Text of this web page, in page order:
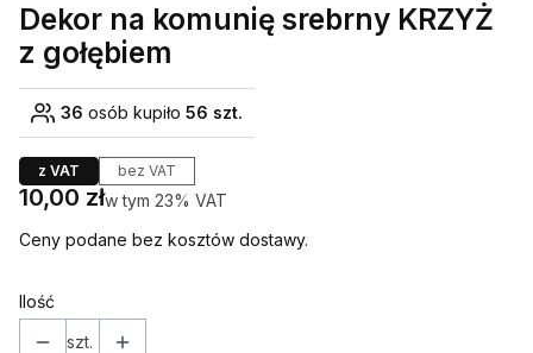
Dekor na komunię srebrny KRZYŻ
z gołębiem
36 osób kupiło 56 szt.
z VAT bez VAT
Cena
10,00 złw tym 23% VAT
w tym 23% VAT
Ceny podane bez kosztów dostawy.
Ilość
szt.